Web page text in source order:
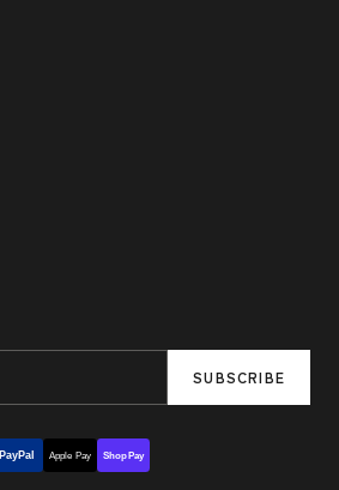
SUBSCRIBE
PayPal Apple Pay Shop Pay